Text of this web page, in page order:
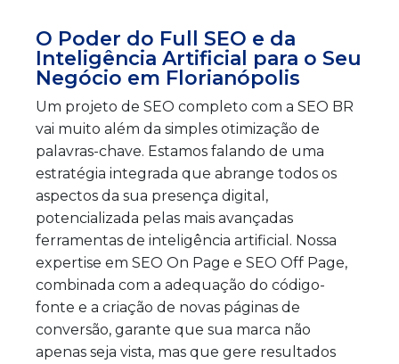
O Poder do Full SEO e da
Inteligência Artificial para o Seu
Negócio em Florianópolis
Um projeto de SEO completo com a SEO BR
vai muito além da simples otimização de
palavras-chave. Estamos falando de uma
estratégia integrada que abrange todos os
aspectos da sua presença digital,
potencializada pelas mais avançadas
ferramentas de inteligência artificial. Nossa
expertise em SEO On Page e SEO Off Page,
combinada com a adequação do código-
fonte e a criação de novas páginas de
conversão, garante que sua marca não
apenas seja vista, mas que gere resultados